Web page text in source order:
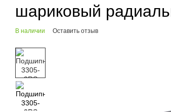
шариковый
В наличии Оставить отзыв